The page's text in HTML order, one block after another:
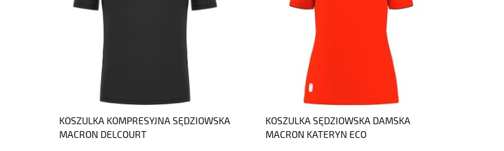
KOSZULKA KOMPRESYJNA SĘDZIOWSKA
MACRON DELCOURT
KOSZULKA SĘDZIOWSKA DAMSKA
MACRON KATERYN ECO